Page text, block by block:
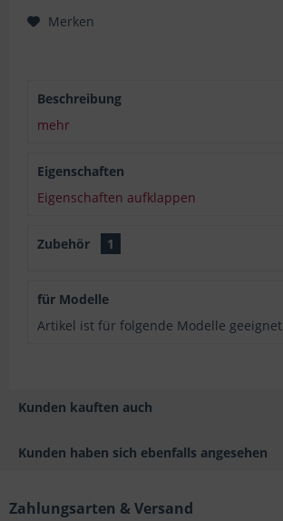
Merken
Beschreibung
mehr
Eigenschaften
Eigenschaften aufklappen
Zubehör 1
für Modelle
Artikel ist für folgende Modelle geeignet
Kunden kauften auch
Kunden haben sich ebenfalls angesehen
Zahlungsarten & Versand